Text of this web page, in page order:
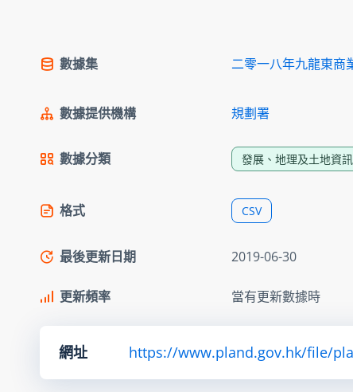
數據集 二零一八年九龍東商
數據提供機構 規劃署
數據分類 發展、地理及土地資訊
格式 CSV
最後更新日期 2019-06-30
更新頻率 當有更新數據時
網址 https://www.pland.gov.hk/file/